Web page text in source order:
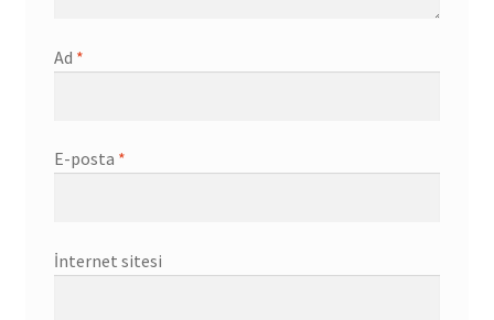
Ad *
E-posta *
İnternet sitesi